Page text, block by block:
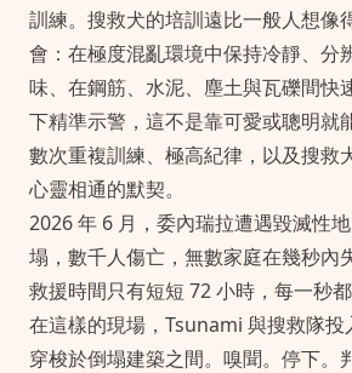
訓練。搜救犬的培訓遠比一般人想像
會：在極度混亂環境中保持冷靜、分
味、在鋼筋、水泥、塵土與瓦礫間快
下精準示警，這不是靠可愛或聰明就
數次重複訓練、極高紀律，以及搜救
心靈相通的默契。
2026 年 6 月，委內瑞拉遭遇毀滅性
塌，數千人傷亡，無數家庭在幾秒內
救援時間只有短短 72 小時，每一秒
在這樣的現場，Tsunami 與搜救隊投
穿梭於倒塌建築之間。嗅聞。停下。